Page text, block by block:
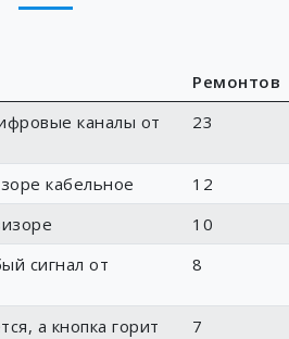
Ремонтов
каналы от
23
кабельное
12
10
сигнал от
8
а кнопка горит
7